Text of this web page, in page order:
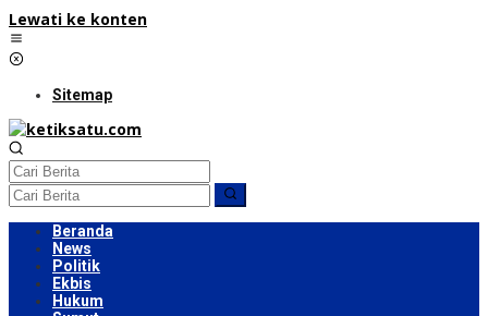
Lewati ke konten
Sitemap
Beranda
News
Politik
Ekbis
Hukum